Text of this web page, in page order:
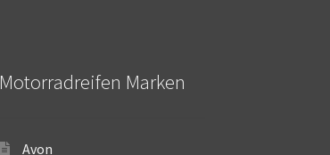
Motorradreifen Marken
Avon